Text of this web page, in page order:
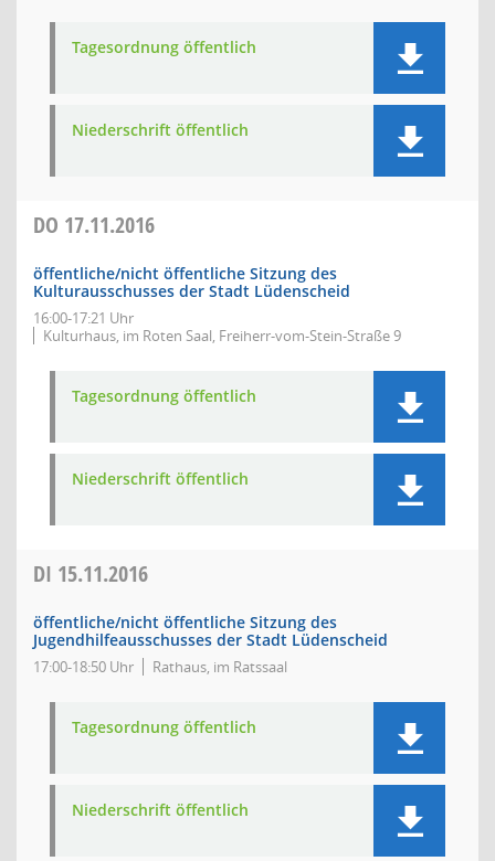
Tagesordnung öffentlich
Niederschrift öffentlich
DO 17.11.2016
öffentliche/nicht öffentliche Sitzung des
Kulturausschusses der Stadt Lüdenscheid
16:00-17:21 Uhr
Kulturhaus, im Roten Saal, Freiherr-vom-Stein-Straße 9
Tagesordnung öffentlich
Niederschrift öffentlich
DI 15.11.2016
öffentliche/nicht öffentliche Sitzung des
Jugendhilfeausschusses der Stadt Lüdenscheid
17:00-18:50 Uhr Rathaus, im Ratssaal
Tagesordnung öffentlich
Niederschrift öffentlich